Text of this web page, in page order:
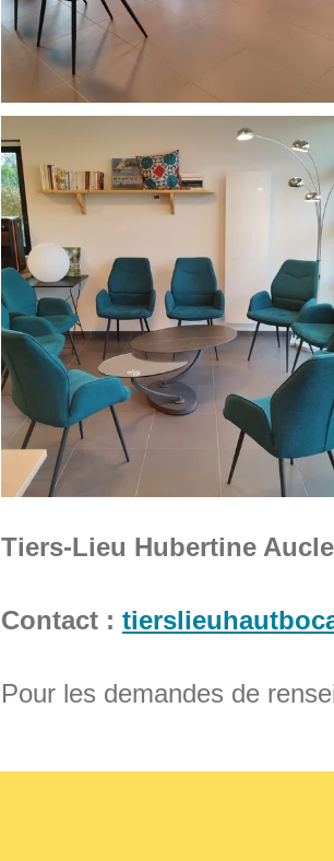
Tiers-Lieu Hubertine
Contact :
Pour les demandes de